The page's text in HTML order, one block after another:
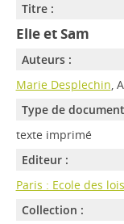
Titre :
Elie et Sam
Auteurs :
Marie Desplechin,
Type de
texte imprimé
Editeur :
Paris : Ecole des
Collection :